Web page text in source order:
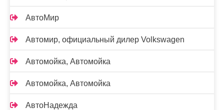
АвтоМир
Автомир, официальный дилер Volkswagen
Автомойка, Автомойка
Автомойка, Автомойка
АвтоНадежда